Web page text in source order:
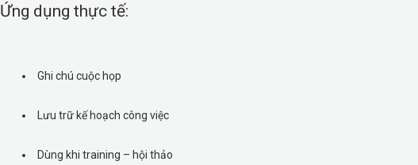
Ứng dụng thực tế:
Ghi chú cuộc họp
Lưu trữ kế hoạch công việc
Dùng khi training – hội thảo